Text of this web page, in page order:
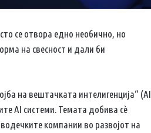
се отвора едно необично, но
на свесност и дали би
на вештачката интелигенција“ (AI
AI системи. Темата добива сè
компании во развојот на